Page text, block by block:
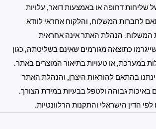
דחופה או באמצעות דואר, עלויות
לחברות המשלוח, והלקוח אחראי לוודא
המשלוח. הנהלת האתר אינה אחראית
כתוצאה מגורמים שאינם בשליטתה, כגון
במערכת, או טעויות בתיאור המוצרים באתר.
בהתאם להוראות היצרן, והנהלת האתר
גבוהה ולטפל בבעיות במידת הצורך.
לפי הדין הישראלי והתקנות הרלוונטיות.